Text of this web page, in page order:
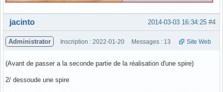
Hors ligne #4
2014-03-03 16:34:25
jacinto
Administrator Inscription : 2022-01-20 Messages : 13 Site Web
(Avant de passer a la seconde partie de la réalisation d'une spire)
2/ dessoude une spire